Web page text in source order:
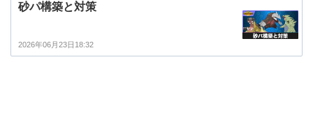
砂パ構築と対策
2026年06月23日18:32